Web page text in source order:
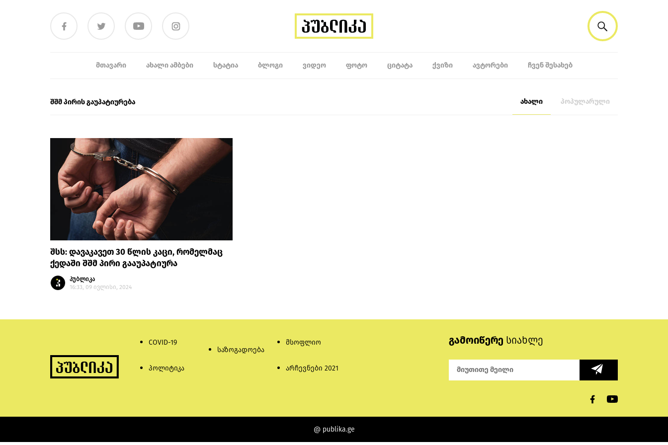
ᲛᲗᲐᲕᲐᲠᲘ ᲐᲮᲐᲚᲘ ᲐᲛᲑᲔᲑᲘ ᲡᲢᲐᲢᲘᲐ ᲑᲚᲝᲒᲘ ᲕᲘᲓᲔᲝ ᲤᲝᲢᲝ ᲪᲘᲢᲐᲢᲐ ᲥᲕᲘᲖᲘ ᲐᲕᲢᲝᲠᲔᲑᲘ ᲩᲕᲔᲜ ᲨᲔᲡᲐᲮᲔᲑ
შშმ პირის გაუპატიურება ახალი პოპულარული
შსს: დავაკავეთ 30 წლის კაცი, რომელმაც
ქედაში შშმ პირი გააუპატიურა
პუბლიკა
16:33, 09 ივლისი, 2024
COVID-19
პოლიტიკა
საზოგადოება
მსოფლიო
არჩევნები 2021
გამოიწერე სიახლე
@ publika.ge